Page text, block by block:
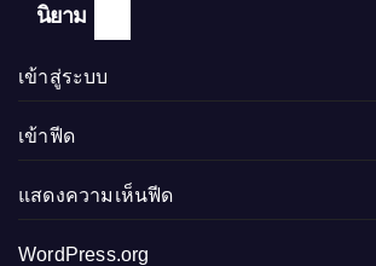
นิยาม
เข้าสู่ระบบ
เข้าฟีด
แสดงความเห็นฟีด
WordPress.org